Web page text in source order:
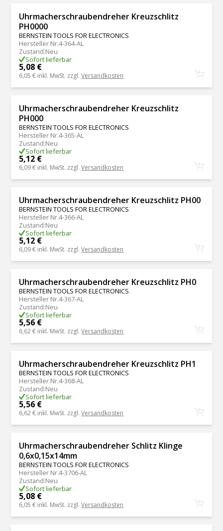
Uhrmacherschraubendreher Kreuzschlitz
PH0000
BERNSTEIN TOOLS FOR ELECTRONICS
Hersteller Nr.4-364-AL
Zustand:Neu
Sofort lieferbar
5,08 €
6,05 € inkl. MwSt. zzgl.Versandkosten
Uhrmacherschraubendreher Kreuzschlitz
PH000
BERNSTEIN TOOLS FOR ELECTRONICS
Hersteller Nr.4-365-AL
Zustand:Neu
Sofort lieferbar
5,12 €
6,09 € inkl. MwSt. zzgl.Versandkosten
Uhrmacherschraubendreher Kreuzschlitz PH00
BERNSTEIN TOOLS FOR ELECTRONICS
Hersteller Nr.4-366-AL
Zustand:Neu
Sofort lieferbar
5,12 €
6,09 € inkl. MwSt. zzgl.Versandkosten
Uhrmacherschraubendreher Kreuzschlitz PH0
BERNSTEIN TOOLS FOR ELECTRONICS
Hersteller Nr.4-367-AL
Zustand:Neu
Sofort lieferbar
5,56 €
6,62 € inkl. MwSt. zzgl.Versandkosten
Uhrmacherschraubendreher Kreuzschlitz PH1
BERNSTEIN TOOLS FOR ELECTRONICS
Hersteller Nr.4-368-AL
Zustand:Neu
Sofort lieferbar
5,56 €
6,62 € inkl. MwSt. zzgl.Versandkosten
Uhrmacherschraubendreher Schlitz Klinge
0,6x0,15x14mm
BERNSTEIN TOOLS FOR ELECTRONICS
Hersteller Nr.4-3706-AL
Zustand:Neu
Sofort lieferbar
5,08 €
6,05 € inkl. MwSt. zzgl.Versandkosten